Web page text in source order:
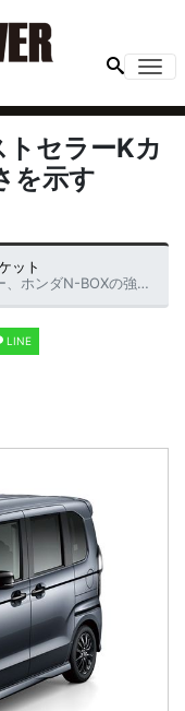
セラーKカ
を示す
ット
強さを示す（2021年12月）
LINE